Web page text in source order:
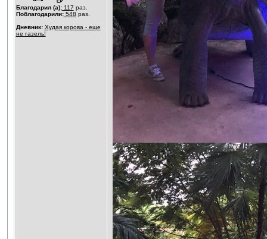
Благодарил (а):117 раз.
Поблагодарили:548 раз.
Дневник: Худая корова - еще
не газель!